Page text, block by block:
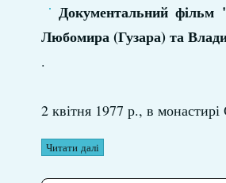
Документальний фільм
Любомира (Гузара) та
.
2 квітня 1977 р., в монастирі
Читати далі